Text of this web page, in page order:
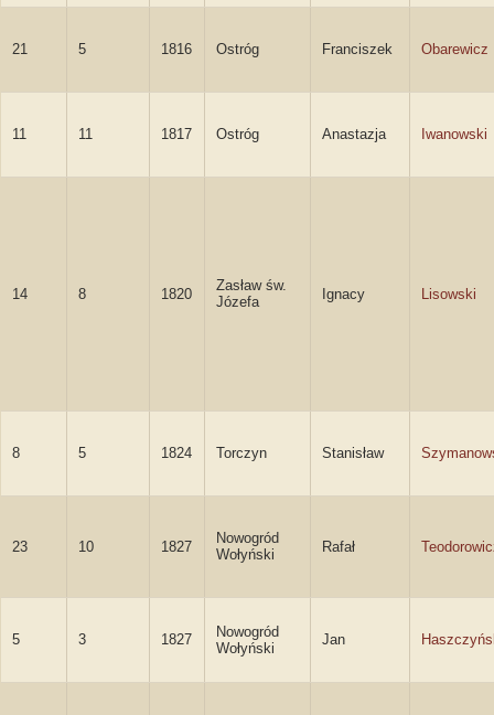
21 5 1816 Ostróg Franciszek Obarewicz
11 11 1817 Ostróg Anastazja Iwanowski
14 8 1820
Zasław św.
Józefa
Ignacy Lisowski
8 5 1824 Torczyn Stanisław
23 10 1827
Nowogród
Wołyński
Rafał
5 3 1827
Nowogród
Wołyński
Jan